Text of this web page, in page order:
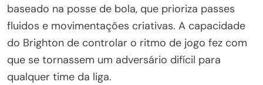
baseado na posse de bola, que prioriza passes
fluidos e movimentações criativas. A capacidade
do Brighton de controlar o ritmo de jogo fez com
que se tornassem um adversário difícil para
qualquer time da liga.